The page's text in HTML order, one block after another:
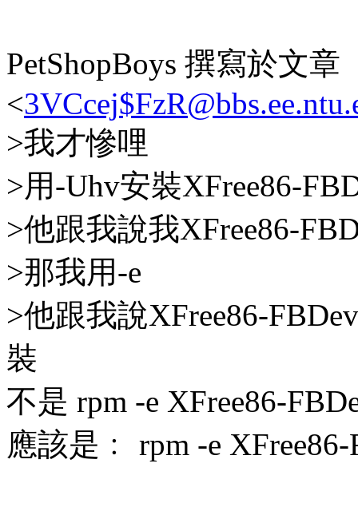
PetShopBoys 撰寫於文章
<
>我才慘哩
>用-Uhv安裝XFree86-
>他跟我說我XFree86-
>那我用-e
>他跟我說XFree86-
裝
不是 rpm -e XFree86-
應該是﹕ rpm -e